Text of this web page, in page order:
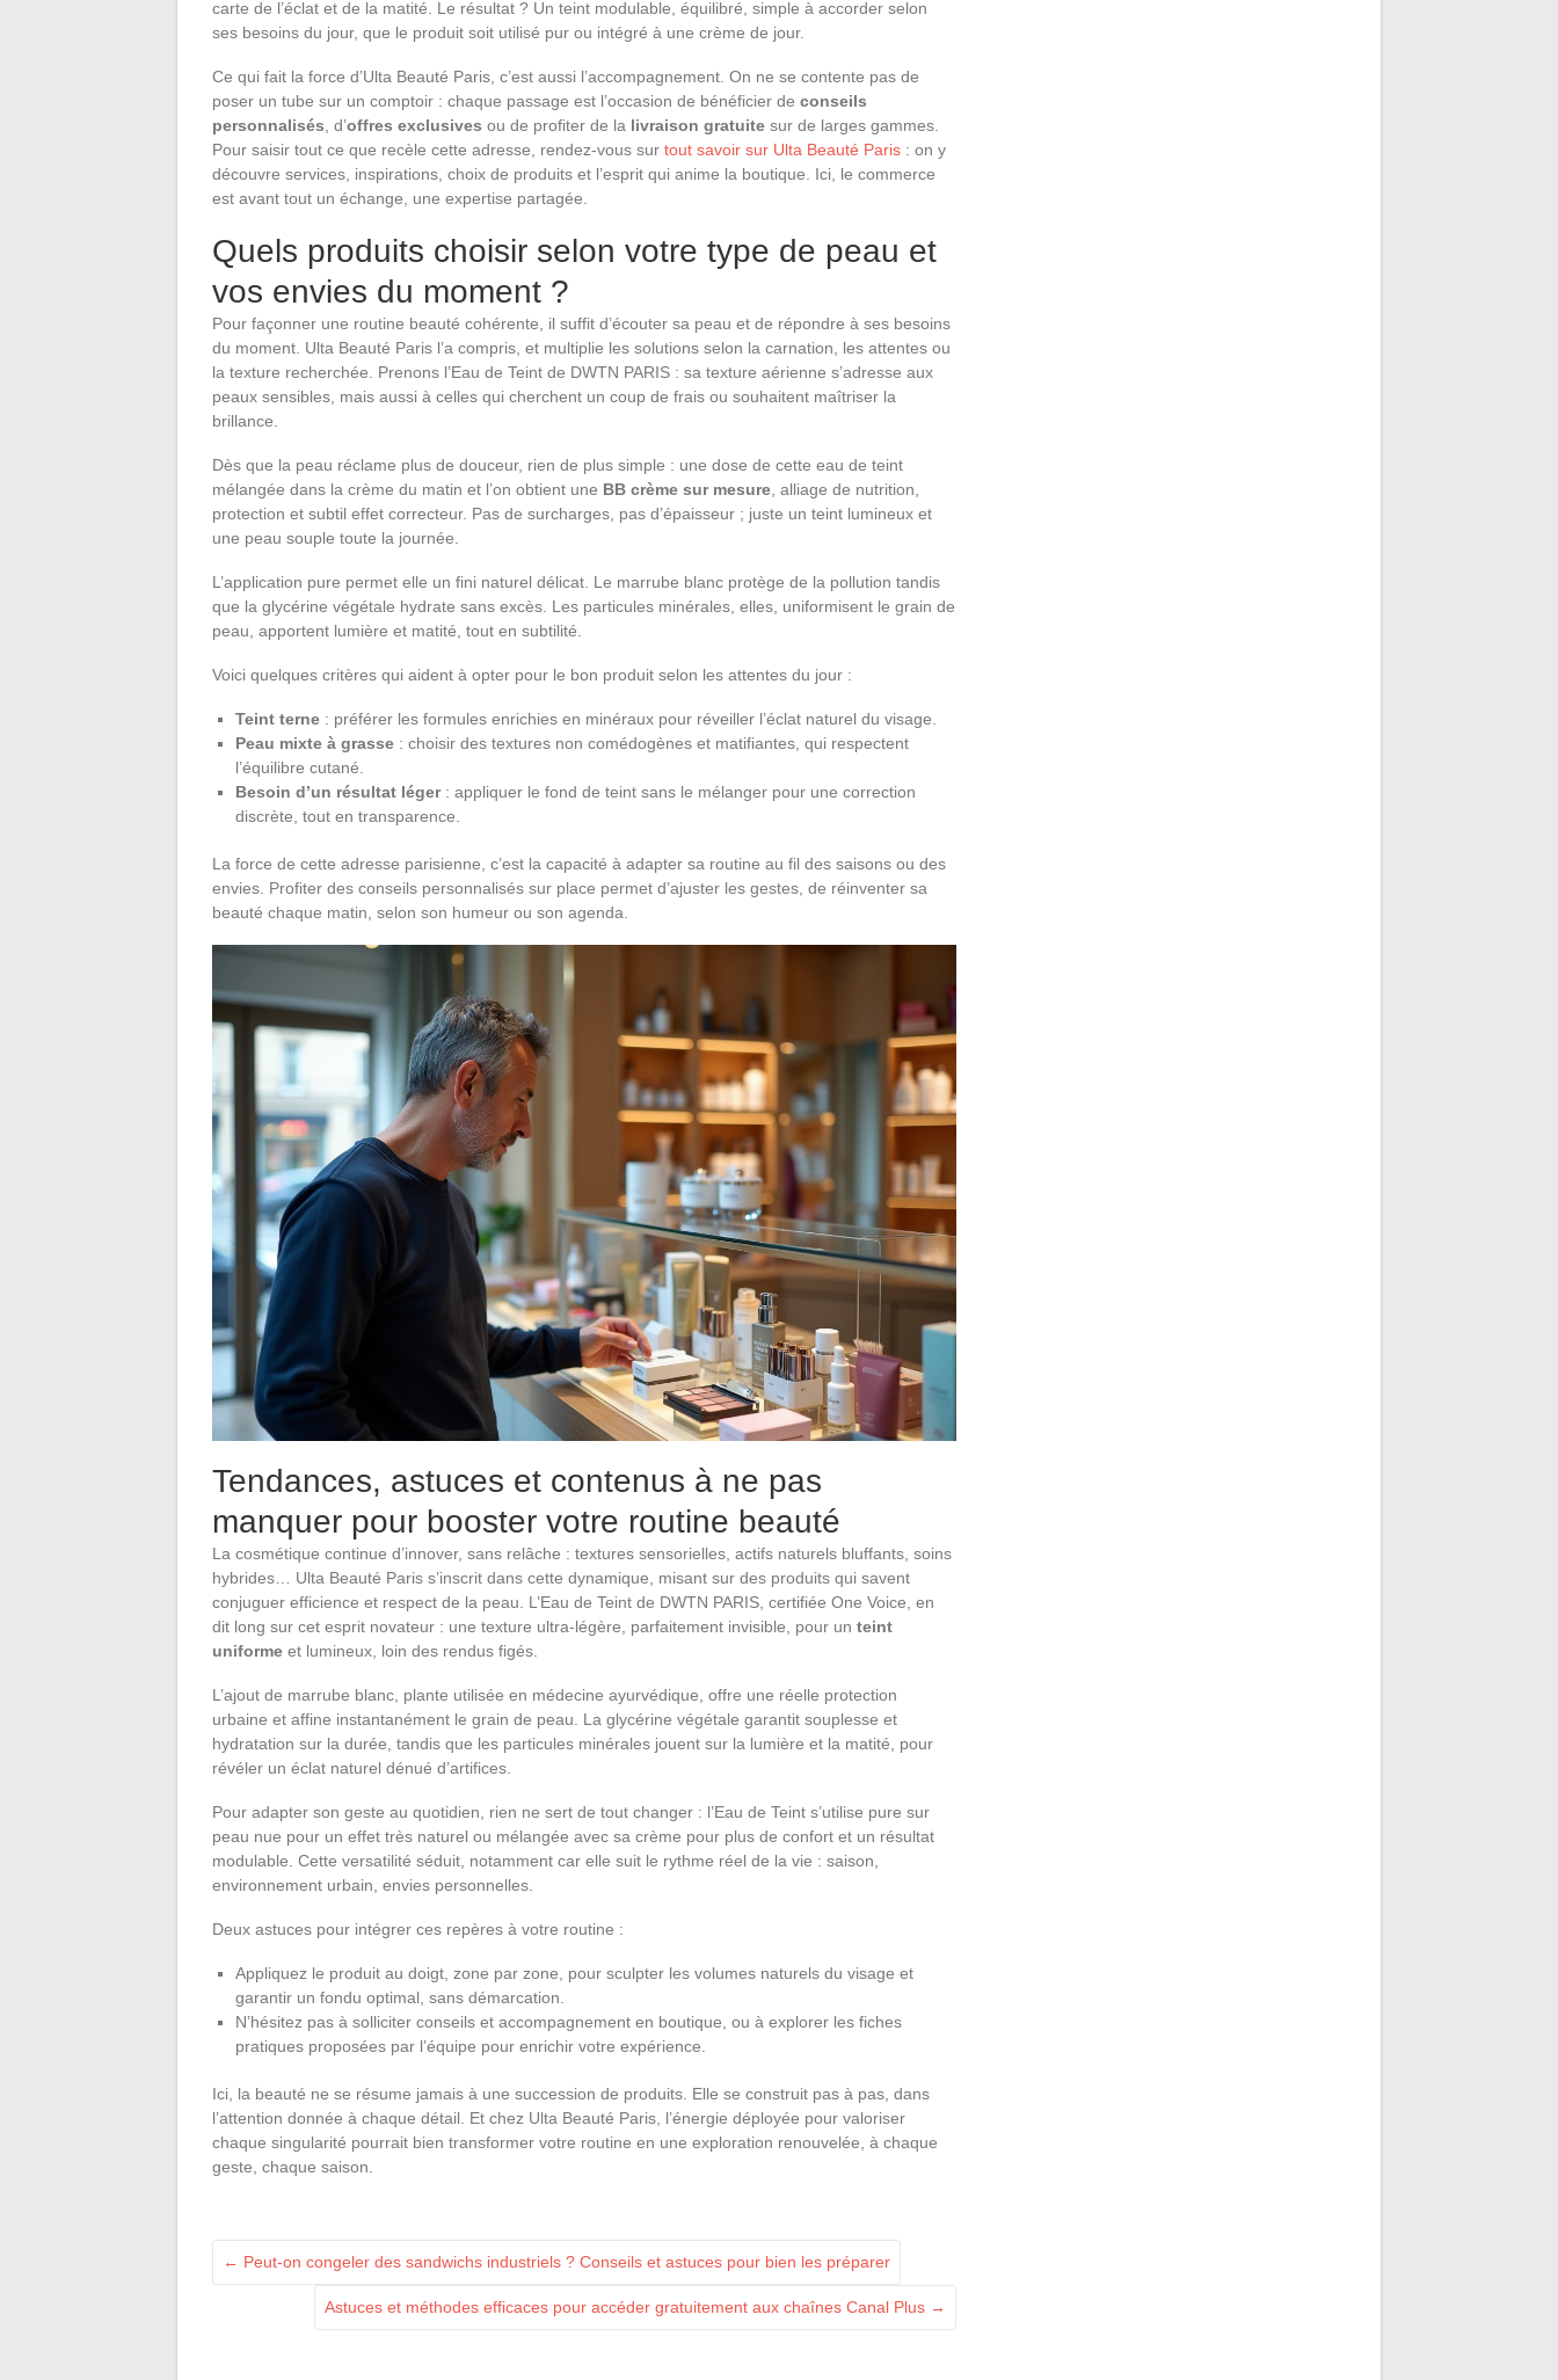
carte de l’éclat et de la matité. Le résultat ? Un teint modulable, équilibré, simple à accorder selon
ses besoins du jour, que le produit soit utilisé pur ou intégré à une crème de jour.
Ce qui fait la force d’Ulta Beauté Paris, c’est aussi l’accompagnement. On ne se contente pas de
poser un tube sur un comptoir : chaque passage est l’occasion de bénéficier de conseils
personnalisés , d’offres exclusives ou de profiter de la livraison gratuite sur de larges gammes.
Pour saisir tout ce que recèle cette adresse, rendez-vous sur tout savoir sur Ulta Beauté Paris : on y
découvre services, inspirations, choix de produits et l’esprit qui anime la boutique. Ici, le commerce
est avant tout un échange, une expertise partagée.
Quels produits choisir selon votre type de peau et
vos envies du moment ?
Pour façonner une routine beauté cohérente, il suffit d’écouter sa peau et de répondre à ses besoins
du moment. Ulta Beauté Paris l’a compris, et multiplie les solutions selon la carnation, les attentes ou
la texture recherchée. Prenons l’Eau de Teint de DWTN PARIS : sa texture aérienne s’adresse aux
peaux sensibles, mais aussi à celles qui cherchent un coup de frais ou souhaitent maîtriser la
brillance.
Dès que la peau réclame plus de douceur, rien de plus simple : une dose de cette eau de teint
mélangée dans la crème du matin et l’on obtient une BB crème sur mesure , alliage de nutrition,
protection et subtil effet correcteur. Pas de surcharges, pas d’épaisseur ; juste un teint lumineux et
une peau souple toute la journée.
L’application pure permet elle un fini naturel délicat. Le marrube blanc protège de la pollution tandis
que la glycérine végétale hydrate sans excès. Les particules minérales, elles, uniformisent le grain de
peau, apportent lumière et matité, tout en subtilité.
Voici quelques critères qui aident à opter pour le bon produit selon les attentes du jour :
Teint terne : préférer les formules enrichies en minéraux pour réveiller l’éclat naturel du visage.
Peau mixte à grasse : choisir des textures non comédogènes et matifiantes, qui respectent
l’équilibre cutané.
Besoin d’un résultat léger: appliquer le fond de teint sans le mélanger pour une correction
discrète, tout en transparence.
La force de cette adresse parisienne, c’est la capacité à adapter sa routine au fil des saisons ou des
envies. Profiter des conseils personnalisés sur place permet d’ajuster les gestes, de réinventer sa
beauté chaque matin, selon son humeur ou son agenda.
Tendances, astuces et contenus à ne pas
manquer pour booster votre routine beauté
La cosmétique continue d’innover, sans relâche : textures sensorielles, actifs naturels bluffants, soins
hybrides… Ulta Beauté Paris s’inscrit dans cette dynamique, misant sur des produits qui savent
conjuguer efficience et respect de la peau. L’Eau de Teint de DWTN PARIS, certifiée One Voice, en
dit long sur cet esprit novateur : une texture ultra-légère, parfaitement invisible, pour un teint
uniforme et lumineux, loin des rendus figés.
L’ajout de marrube blanc, plante utilisée en médecine ayurvédique, offre une réelle protection
urbaine et affine instantanément le grain de peau. La glycérine végétale garantit souplesse et
hydratation sur la durée, tandis que les particules minérales jouent sur la lumière et la matité, pour
révéler un éclat naturel dénué d’artifices.
Pour adapter son geste au quotidien, rien ne sert de tout changer : l’Eau de Teint s’utilise pure sur
peau nue pour un effet très naturel ou mélangée avec sa crème pour plus de confort et un résultat
modulable. Cette versatilité séduit, notamment car elle suit le rythme réel de la vie : saison,
environnement urbain, envies personnelles.
Deux astuces pour intégrer ces repères à votre routine :
Appliquez le produit au doigt, zone par zone, pour sculpter les volumes naturels du visage et
garantir un fondu optimal, sans démarcation.
N’hésitez pas à solliciter conseils et accompagnement en boutique, ou à explorer les fiches
pratiques proposées par l’équipe pour enrichir votre expérience.
Ici, la beauté ne se résume jamais à une succession de produits. Elle se construit pas à pas, dans
l’attention donnée à chaque détail. Et chez Ulta Beauté Paris, l’énergie déployée pour valoriser
chaque singularité pourrait bien transformer votre routine en une exploration renouvelée, à chaque
geste, chaque saison.
← Peut-on congeler des sandwichs industriels ? Conseils et astuces pour bien les préparer
Astuces et méthodes efficaces pour accéder gratuitement aux chaînes Canal Plus →